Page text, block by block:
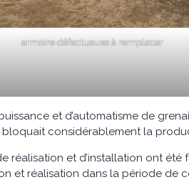
armoire défectueuse à remplacer
puissance et d’automatisme de
bloquait considérablement la
réalisation et d’installation ont été
et réalisation dans la période de